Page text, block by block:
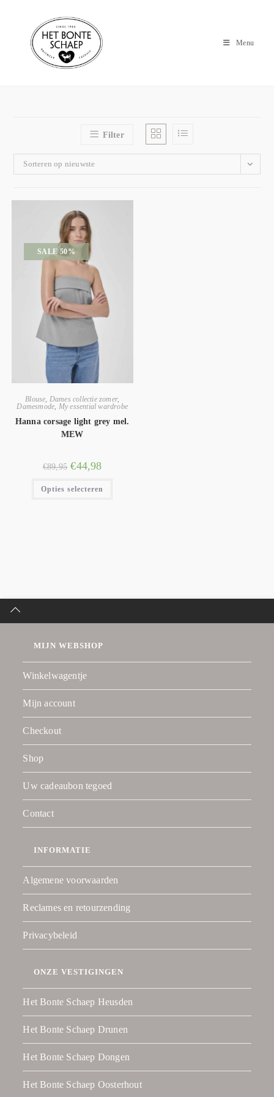
Menu
Filter
Sorteren op nieuwste
SALE 50%
Blouse Dames collectie zomer,
Damesmode My essential wardrobe
Hanna corsage light grey mel.
MEW
€89,95 €44,98
Opties selecteren
MIJN WEBSHOP
Winkelwagentje
Mijn account
Checkout
Shop
Uw cadeaubon tegoed
Contact
INFORMATIE
Algemene voorwaarden
Reclames en retourzending
Privacybeleid
ONZE VESTIGINGEN
Het Bonte Schaep Heusden
Het Bonte Schaep Drunen
Het Bonte Schaep Dongen
Het Bonte Schaep Oosterhout